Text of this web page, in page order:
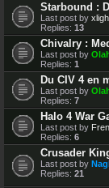
Starbound :
Last post by
Replies: 13
Chivalry :
Last post by
Replies: 1
Du CIV 4 en
Last post by
Replies: 7
Halo 4 War
Last post by
Replies: 6
Crusader
Last post by
Replies: 21